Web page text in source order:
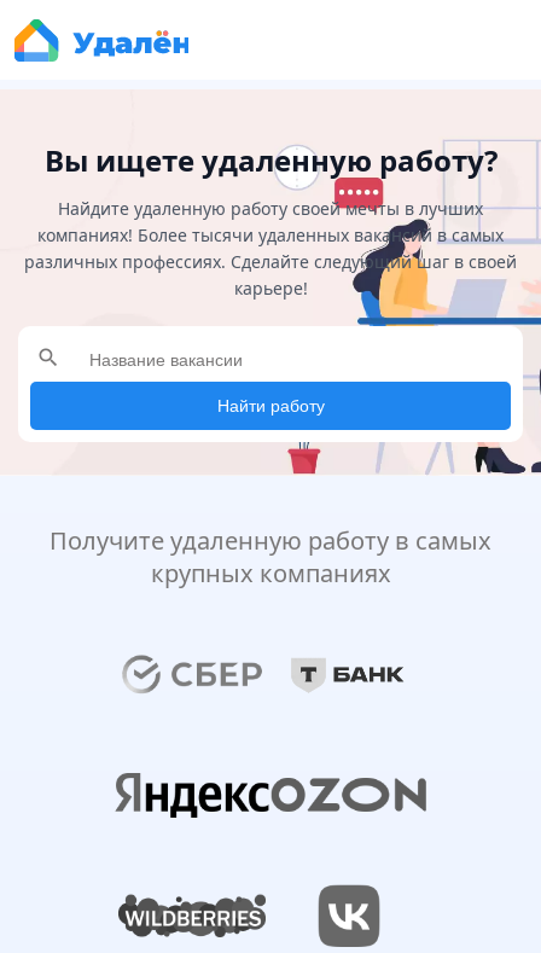
Вы ищете удаленную работу?
Найдите удаленную работу своей мечты в лучших
компаниях! Более тысячи удаленных вакансий в самых
различных профессиях. Сделайте следующий шаг в своей
карьере!
search
Найти работу
Получите удаленную работу в самых
крупных компаниях